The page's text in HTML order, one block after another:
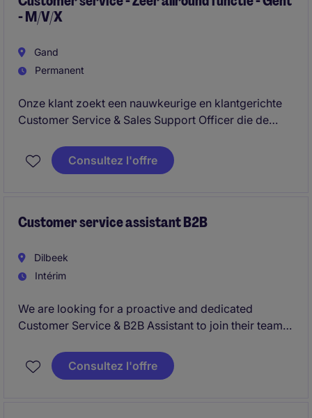
- M/V/X
Gand
Permanent
Onze klant zoekt een nauwkeurige en klantgerichte
Customer Service & Sales Support Officer die de
deze veelzijdige functie coördineer je het volledige
orderproces en draag je actief bij aan een
Consultez l'offre
Customer service assistant B2B
Dilbeek
Intérim
We are looking for a proactive and dedicated
Customer Service & B2B Assistant to join their team.
between first-line customer service teams, stores,
and B2B clients. Your mission will be to ensure a
Consultez l'offre